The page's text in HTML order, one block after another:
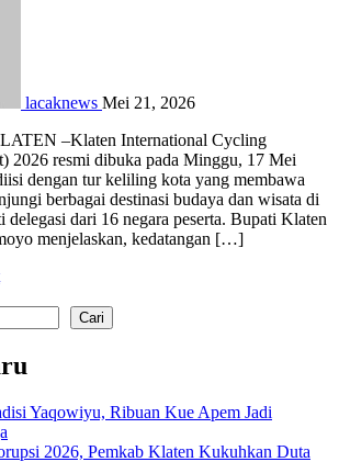
lacaknews Mei 21, 2026
–Klaten International Cycling
2026 resmi dibuka pada Minggu, 17 Mei
dengan tur keliling kota yang membawa
berbagai destinasi budaya dan wisata di
dari 16 negara peserta. Bupati Klaten
menjelaskan, kedatangan […]
Cari
Yaqowiyu, Ribuan Kue Apem Jadi
2026, Pemkab Klaten Kukuhkan Duta